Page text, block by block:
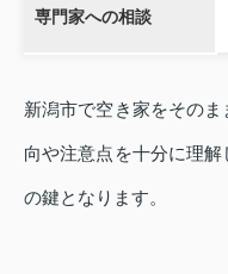
専門家への相談
新潟市で空き家をその
向や注意点を十分に理
の鍵となります。